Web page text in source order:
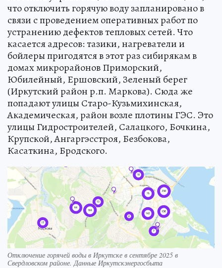
что отключить горячую воду запланировано в
связи с проведением оперативных работ по
устранению дефектов тепловых сетей. Что
касается адресов: тазики, нагреватели и
бойлеры пригодятся в этот раз сибирякам в
домах микрорайонов Приморский,
Юбилейный, Ершовский, Зеленый берег
(Иркутский район р.п. Маркова). Сюда же
попадают улицы Старо-Кузьмихинская,
Академическая, район возле плотины ГЭС. Это
улицы Гидростроителей, Салацкого, Бочкина,
Крупской, Ангаргэсстроя, Безбокова,
Касаткина, Бродского.
Отключение горячей воды в Иркутске в сентябре 2025 в
Свердловском районе. Данные Иркутскэнергосбыта